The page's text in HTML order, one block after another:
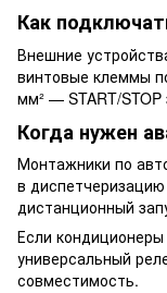
Как
Внешние
винтовые клеммы
мм² — START/
Когда нужен
Монтажники по
в
дистанционный
Если
универсальный
совместимость.